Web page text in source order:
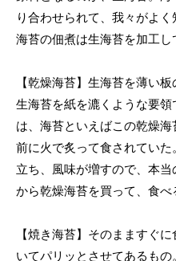
り合わせられて、我々がよく
海苔の佃煮は生海苔を加工し
【乾燥海苔】生海苔を薄い
生海苔を紙を漉くような要
は、海苔といえばこの乾燥
前に火で炙って食されてい
立ち、風味が増すので、本
から乾燥海苔を買って、食べ
【焼き海苔】そのまますぐ
いてパリッとさせてあるも